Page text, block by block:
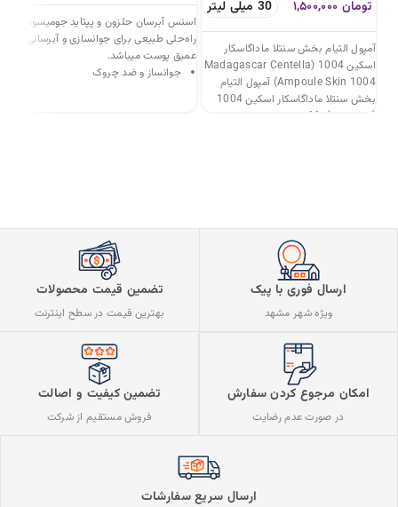
Centella Ampoule
۱,۵۰۰,۰۰۰ تومان 30 میلی لیتر
آمپول التیام بخش سنتلا ماداگاسکار
اسکین 1004 (Madagascar Centella
Ampoule Skin 1004) آمپول التیام
بخش سنتلا ماداگاسکار اسکین 1004
(Madagascar
اسنس آبرسان حلزون و پپتاید جومیسو،
راه‌حلی طبیعی برای جوانسازی و آبرسانی
عمیق پوست میباشد.
جوانساز و ضد چروک
ارسال فوری با پیک
ویژه شهر مشهد
تضمین قیمت محصولات
بهترین قیمت در سطح اینترنت
امکان مرجوع کردن سفارش
در صورت عدم رضایت
تضمین کیفیت و اصالت
فروش مستقیم از شرکت
ارسال سریع سفارشات